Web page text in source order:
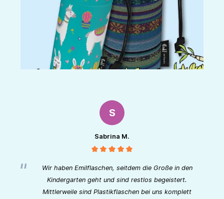
S
Sabrina M.
Wir haben Emilflaschen, seitdem die Große in den
Kindergarten geht und sind restlos begeistert.
Mittlerweile sind Plastikflaschen bei uns komplett